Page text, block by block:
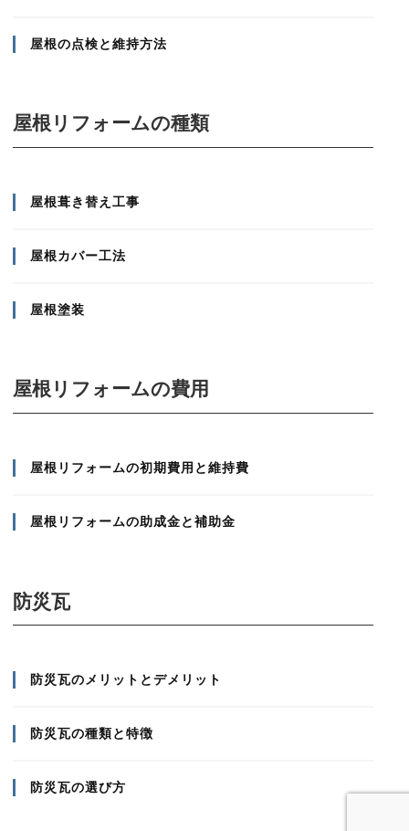
屋根の点検と維持方法
屋根リフォームの種類
屋根葺き替え工事
屋根カバー工法
屋根塗装
屋根リフォームの費用
屋根リフォームの初期費用と維持費
屋根リフォームの助成金と補助金
防災瓦
防災瓦のメリットとデメリット
防災瓦の種類と特徴
防災瓦の選び方